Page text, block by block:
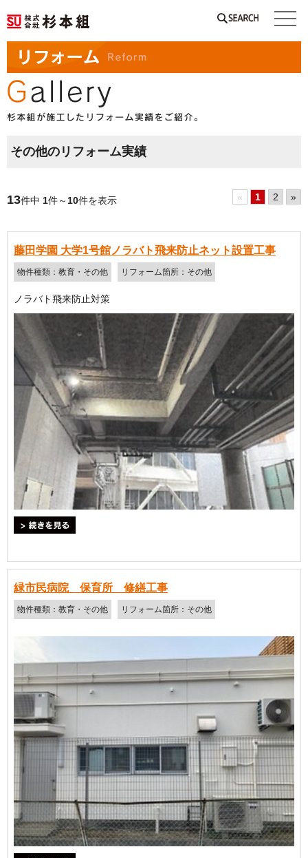
SEARCH
その他のリフォーム実績
13件中 1件～ 10件を表示 « 1 2 »
藤田学園 大学1号館ノラバト飛来防止ネット設置工事
物件種類：教育・その他 リフォーム箇所：その他
ノラバト飛来防止対策
緑市民病院 保育所 修繕工事
物件種類：教育・その他 リフォーム箇所：その他